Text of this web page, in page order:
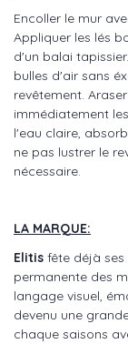
Encoller le mur
Appliquer les lés
d'un balai
bulles d'air sans
revêtement.
immédiatement
l'eau claire,
ne pas lustrer le
nécessaire.
LA MARQUE:
Elitis fête déjà ses
permanente des
langage visuel,
devenu une
chaque saisons